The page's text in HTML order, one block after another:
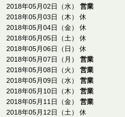
2018年05月02日（水） 営業
2018年05月03日（木） 休
2018年05月04日（金） 休
2018年05月05日（土） 休
2018年05月06日（日） 休
2018年05月07日（月） 営業
2018年05月08日（火） 営業
2018年05月09日（水） 営業
2018年05月10日（木） 営業
2018年05月11日（金） 営業
2018年05月12日（土） 休